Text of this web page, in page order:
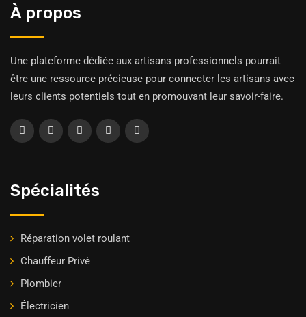
À propos
Une plateforme dédiée aux artisans professionnels pourrait
être une ressource précieuse pour connecter les artisans avec
leurs clients potentiels tout en promouvant leur savoir-faire.
Spécialités
Réparation volet roulant
Chauffeur Privė
Plombier
Électricien